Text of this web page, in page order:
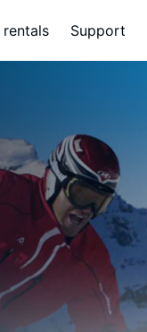
rentals Support